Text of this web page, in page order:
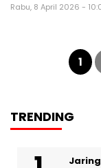
Rabu, 8 April 2026 -
Paginasi
1
TRENDING